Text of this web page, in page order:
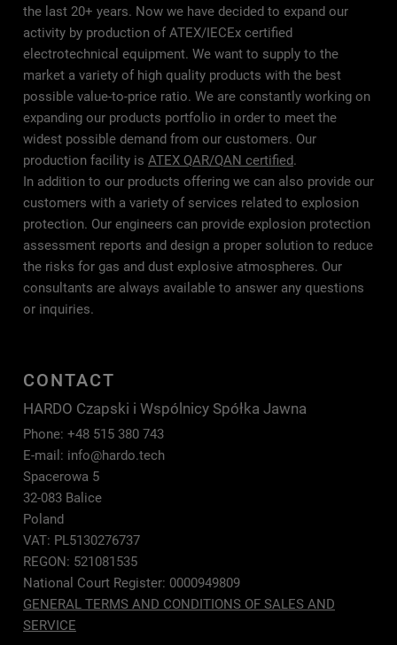
the last 20+ years. Now we have decided to expand our
activity by production of ATEX/IECEx certified
electrotechnical equipment. We want to supply to the
market a variety of high quality products with the best
possible value-to-price ratio. We are constantly working on
expanding our products portfolio in order to meet the
widest possible demand from our customers. Our
production facility is ATEX QAR/QAN certified.
In addition to our products offering we can also provide our
customers with a variety of services related to explosion
protection. Our engineers can provide explosion protection
assessment reports and design a proper solution to reduce
the risks for gas and dust explosive atmospheres. Our
consultants are always available to answer any questions
or inquiries.
CONTACT
HARDO Czapski i Wspólnicy Spółka Jawna
Phone: +48 515 380 743
E-mail: info@hardo.tech
Spacerowa 5
32-083 Balice
Poland
VAT: PL5130276737
REGON: 521081535
National Court Register: 0000949809
GENERAL TERMS AND CONDITIONS OF SALES AND
SERVICE